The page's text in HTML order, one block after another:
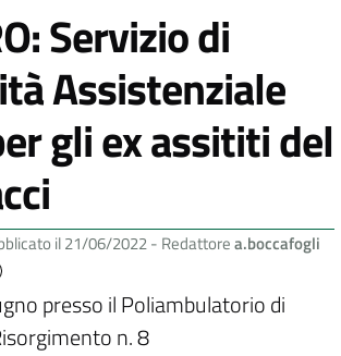
Servizio di
Assistenziale
gli ex assititi del
il 21/06/2022 - Redattorea.boccafogli
presso il Poliambulatorio di
n. 8